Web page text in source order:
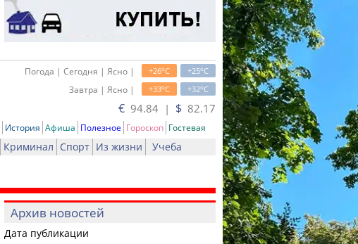
+25oC
+26oC
Погода | Сегодня | Ясно |
+32oC
+33oC
Завтра | Ясно |
€ 94.84 | $ 82.17
История Афиша Полезное Гороскоп Гостевая
Криминал Спорт Из жизни Учеба
Архив новостей
Дата публикации